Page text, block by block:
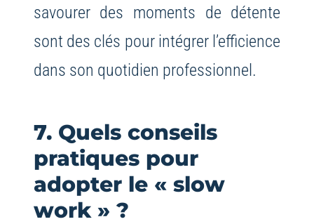
savourer des moments de détente
sont des clés pour intégrer l’efficience
dans son quotidien professionnel.
7. Quels conseils
pratiques pour
adopter le « slow
work » ?